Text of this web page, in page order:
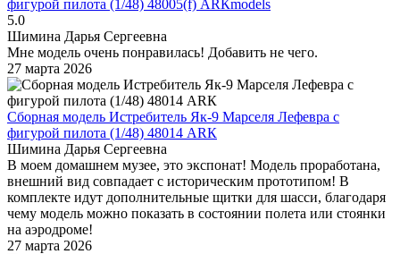
фигурой пилота (1/48) 48005(f) АRКmodels
5.0
Шимина Дарья Сергеевна
Мне модель очень понравилась! Добавить не чего.
27 марта 2026
Сборная модель Истребитель Як-9 Марселя Лефевра с
фигурой пилота (1/48) 48014 АRК
Шимина Дарья Сергеевна
В моем домашнем музее, это экспонат! Модель проработана,
внешний вид совпадает с историческим прототипом! В
комплекте идут дополнительные щитки для шасси, благодаря
чему модель можно показать в состоянии полета или стоянки
на аэродроме!
27 марта 2026